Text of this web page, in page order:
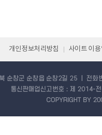
개인정보처리방침 사이트 이